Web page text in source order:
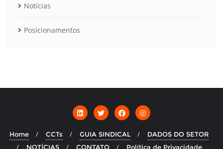
Notícias
Posicionamentos
Home CCTs GUIA SINDICAL
DADOS DO SETOR
NOTÍCIAS
CONTATO Política de Privacidade